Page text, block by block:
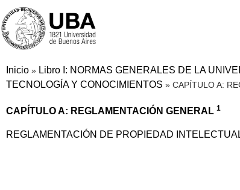
Inicio » Libro I: NORMAS GENERALES DE LA
TECNOLOGÍA Y CONOCIMIENTOS » CAPÍTULO A:
CAPÍTULO A: REGLAMENTACIÓN GENERAL 1
REGLAMENTACIÓN DE PROPIEDAD